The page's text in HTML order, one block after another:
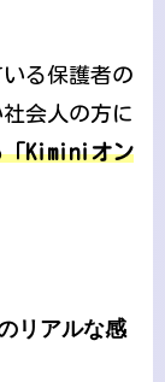
る保護者の
会人の方に
「Kiminiオン
リアルな感